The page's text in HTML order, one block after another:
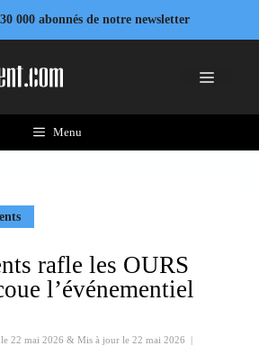
000 abonnés de notre newsletter
Menu
Menu
rafle les OURS
l’événementiel
22 mai 2026 & Mis à jour le 22 mai 2026 |